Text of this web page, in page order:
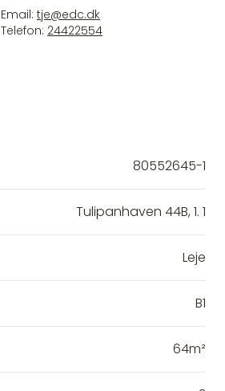
Email: tje@edc.dk
Telefon: 24422554
80552645-1
Tulipanhaven 44B, 1. 1
Leje
B1
64m²